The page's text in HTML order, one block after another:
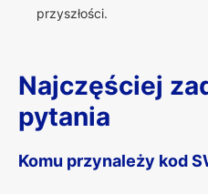
przyszłości.
Najczęściej
pytania
Komu przynależy kod